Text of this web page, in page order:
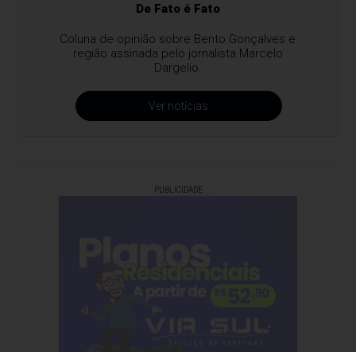
De Fato é Fato
Coluna de opinião sobre Bento Gonçalves e
região assinada pelo jornalista Marcelo
Dargelio.
Ver notícias
PUBLICIDADE